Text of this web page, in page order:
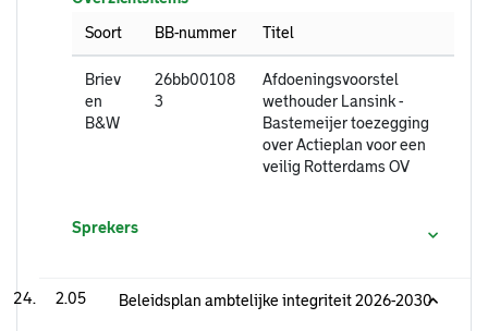
Soort
BB-nummer Titel
Briev
en
B&W
26bb00108
3
Afdoeningsvoorstel
wethouder Lansink -
Bastemeijer toezegging
over Actieplan voor een
veilig Rotterdams OV
Sprekers
2.05 Beleidsplan ambtelijke integriteit 2026-2030